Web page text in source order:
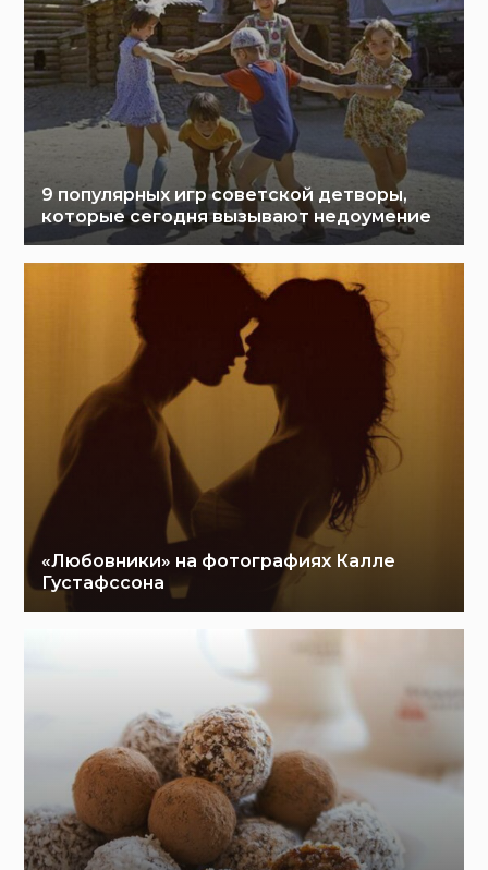
9 популярных игр советской детворы,
которые сегодня вызывают недоумение
«Любовники» на фотографиях Калле
Густафссона